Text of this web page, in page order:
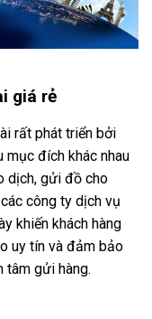
giá rẻ
rất phát triển bởi
đích khác nhau
dịch, gửi đồ cho
công ty dịch vụ
khiến khách hàng
uy tín và đảm bảo
gửi hàng.